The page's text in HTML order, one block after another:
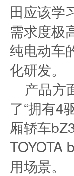
田应该学
需求度极
纯电动车
化研发。
产品方
了“拥有4
厢轿车
TOYOTA
用场景。